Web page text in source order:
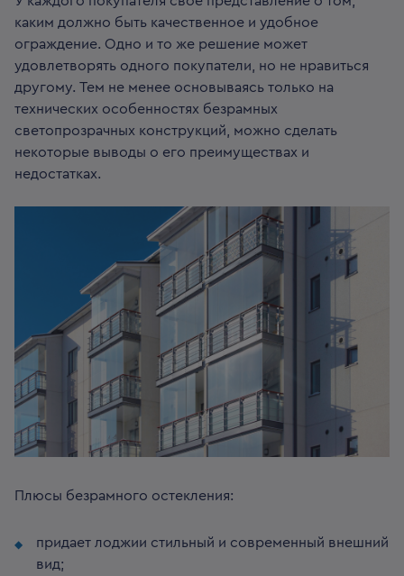
каким должно быть качественное и удобное
ограждение. Одно и то же решение может
удовлетворять одного покупатели, но не нравиться
другому. Тем не менее основываясь только на
технических особенностях безрамных
светопрозрачных конструкций, можно сделать
некоторые выводы о его преимуществах и
недостатках.
Плюсы безрамного остекления:
придает лоджии стильный и современный внешний
вид;